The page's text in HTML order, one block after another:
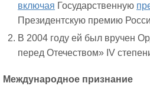
включая Государственную
Президентскую премию
В 2004 году ей был вручен
перед Отечеством» IV
Международное признание